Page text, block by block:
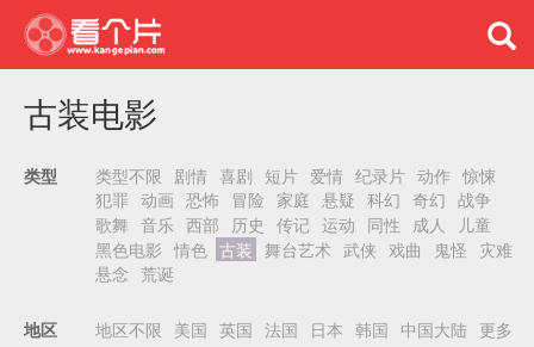
古装电影
类型 类型不限 剧情 喜剧 短片 爱情 纪录片 动作 惊悚
犯罪 动画 恐怖 冒险 家庭 悬疑 科幻 奇幻 战争
歌舞 音乐 西部 历史 传记 运动 同性 成人
儿童
黑色电影 情色 古装 舞台艺术 武侠 戏曲 鬼怪 灾难
悬念 荒诞
地区 地区不限 美国 英国 法国 日本 韩国 中国大陆 更多